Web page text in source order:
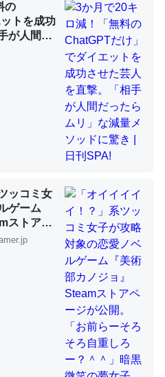
年。でたまに覗いてる。ぼ
策中。あと、Googleマップで
残量や充電中かが分かるので
方の父67歳と僕。ITツール導入で
した｜tayorini by LIFULL介護
8を設定中でした。Prime
きる。一生で親と会える残
とかの人が多いそうだけど、
ばす効果があるはず……
方の父67歳と僕。ITツール導入で
した｜tayorini by LIFULL介護
に設置した。ポケットWifiみ
の
トを成功
が人間だ
ドに驚き
ッコミ女
ゲーム
ストアペ
ろそろ自